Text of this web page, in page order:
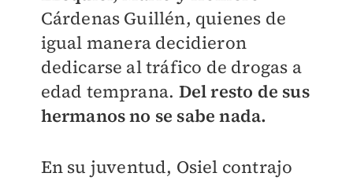
Cárdenas Guillén, quienes de
igual manera decidieron
dedicarse al tráfico de drogas a
edad temprana. Del resto de sus
hermanos no se sabe nada.
En su juventud, Osiel contrajo